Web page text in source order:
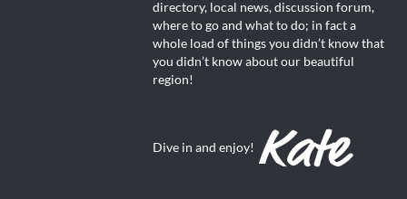
directory, local news, discussion forum,
where to go and what to do; in fact a
whole load of things you didn’t know that
you didn’t know about our beautiful
region!
Dive in and enjoy!